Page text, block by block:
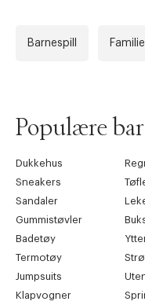
Barnespill
Populære
Dukkehus
Sneakers
Sandaler
Gummistøvler
Badetøy
Termotøy
Jumpsuits
Klapvogner